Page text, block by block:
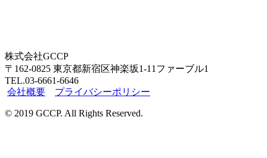
株式会社GCCP
〒162-0825 東京都新宿区神楽坂1-11ファーブル1
TEL.03-6661-6646
会社概要
プライバシーポリシー
© 2019 GCCP. All Rights Reserved.